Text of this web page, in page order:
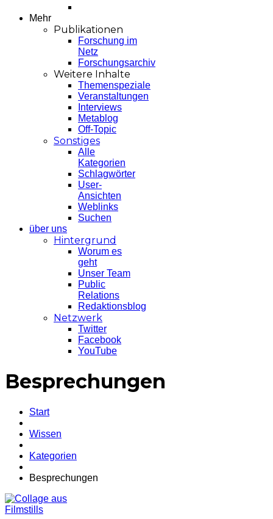
Mehr
Publikationen
Forschung im
Netz
Forschungsarchiv
Weitere Inhalte
Themenspeziale
Veranstaltungen
Interviews
Metablog
Off-Topic
Sonstiges
Alle
Kategorien
Schlagwörter
User-
Ansichten
Weblinks
Suchen
über uns
Hintergrund
Worum es
geht
Unser Team
Public
Relations
Redaktionsblog
Netzwerk
Twitter
Facebook
YouTube
Besprechungen
Start
Wissen
Kategorien
Besprechungen